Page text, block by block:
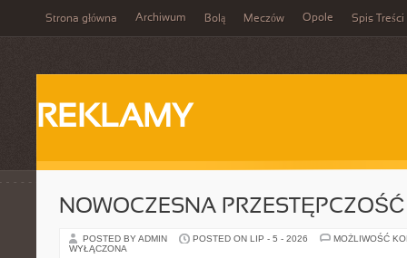
Strona główna Archiwum Bolą Meczów Opole Spis Treści
REKLAMY
NOWOCZESNA PRZESTĘPCZOŚĆ
POSTED BY ADMIN POSTED ON LIP - 5 - 2026
MOŻLIWOŚĆ
WYŁĄCZONA